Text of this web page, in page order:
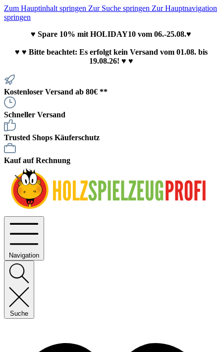
Zum Hauptinhalt springen Zur Suche springen Zur Hauptnavigation
springen
♥ Spare 10% mit HOLIDAY10 vom 06.-25.08.♥
♥ ♥ Bitte beachtet: Es erfolgt kein Versand vom 01.08. bis
19.08.26! ♥ ♥
Kostenloser Versand ab 80€ **
Schneller Versand
Trusted Shops Käuferschutz
Kauf auf Rechnung
Navigation
Suche